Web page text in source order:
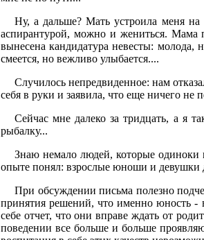
Ну, а дальше? Мать устроила меня на
аспирантурой, можно и жениться. Мама
вынесена кандидатура невесты: молода,
смеется, но вежливо улыбается....
Случилось непредвиденное: нам
себя в руки и заявила, что еще ничего не
Сейчас мне далеко за тридцать, а я
рыбалку...
Знаю немало людей, которые одиноки
опыте понял: взрослые юноши и
При обсуждении письма полезно
принятия решений, что именно юность -
себе отчет, что они вправе ждать от
поведении все больше и больше